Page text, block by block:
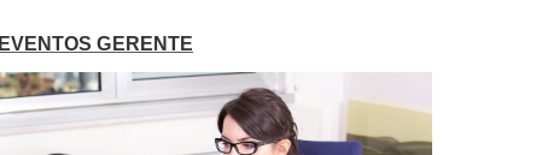
EVENTOS GERENTE